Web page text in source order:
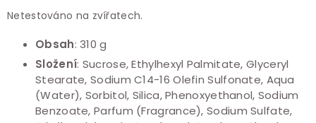
Netestováno na zvířatech.
Obsah: 310 g
Složení: Sucrose, Ethylhexyl Palmitate, Glyceryl
Stearate, Sodium C14-16 Olefin Sulfonate, Aqua
(Water), Sorbitol, Silica, Phenoxyethanol, Sodium
Benzoate, Parfum (Fragrance), Sodium Sulfate,